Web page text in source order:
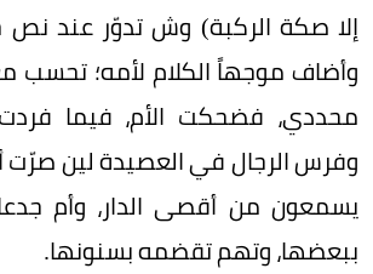
إلا صكة الركبة) وش تدوّر عند
وأضاف موجهاً الكلام لأمه؛
محددي، فضحكت الأم، فيما
وفرس الرجال في العصيدة لين صرّت
يسمعون من أقصى الدار، وأم
ببعضها، وتهم تقضمه بسنونها.